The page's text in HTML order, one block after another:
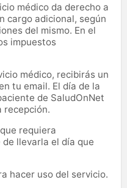
médico da derecho a
cargo adicional, según
del mismo. En el
impuestos
médico, recibirás un
tu email. El día de la
de SaludOnNet
recepción.
requiera
llevarla el día que
hacer uso del servicio.